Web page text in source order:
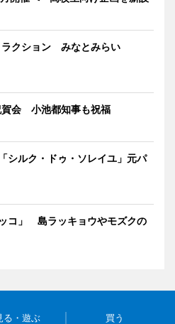
ラクション みなとみらい
賀会 小池都知事も祝福
ルク・ドゥ・ソレイユ」元パ
コ」 島ラッキョウやモズクの
る・遊ぶ 買う